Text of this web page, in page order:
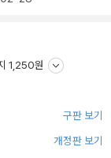
1,250원
구판 보기
개정판 보기